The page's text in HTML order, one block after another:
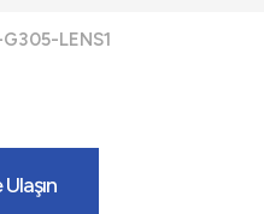
LENS1